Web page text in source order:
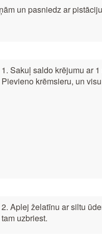
un pasniedz ar
1. Sakuļ saldo krējumu ar
Pievieno krēmsieru, un
2. Aplej želatīnu ar siltu
tam uzbriest.